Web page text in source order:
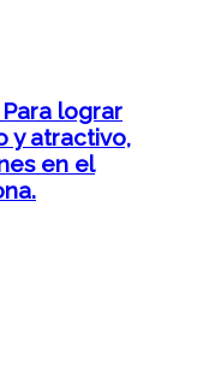
Para lograr
y atractivo,
en el